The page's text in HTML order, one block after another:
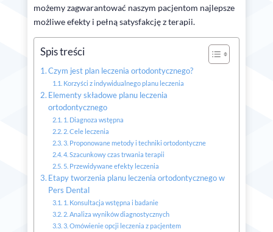
możemy zagwarantować naszym pacjentom najlepsze
możliwe efekty i pełną satysfakcję z terapii.
Spis treści
Czym jest plan leczenia ortodontycznego?
Korzyści z indywidualnego planu leczenia
Elementy składowe planu leczenia
ortodontycznego
1. Diagnoza wstępna
2. Cele leczenia
3. Proponowane metody i techniki ortodontyczne
4. Szacunkowy czas trwania terapii
5. Przewidywane efekty leczenia
Etapy tworzenia planu leczenia ortodontycznego w
Pers Dental
1. Konsultacja wstępna i badanie
2. Analiza wyników diagnostycznych
3. Omówienie opcji leczenia z pacjentem